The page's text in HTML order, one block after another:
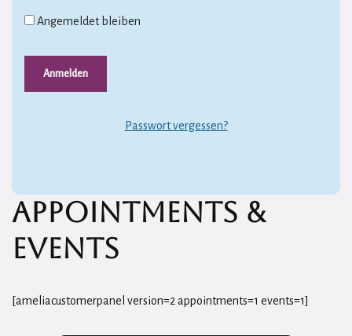
Angemeldet bleiben
Passwort vergessen?
ApPointments &
Events
[ameliacustomerpanel version=2 appointments=1 events=1]